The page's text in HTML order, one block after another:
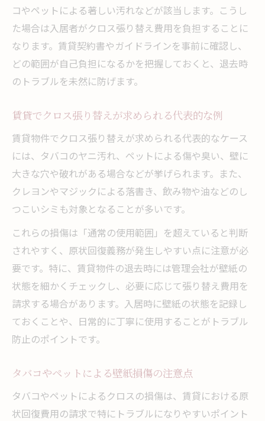
コやペットによる著しい汚れなどが該当します。こうし
た場合は入居者がクロス張り替え費用を負担することに
なります。賃貸契約書やガイドラインを事前に確認し、
どの範囲が自己負担になるかを把握しておくと、退去時
のトラブルを未然に防げます。
賃貸でクロス張り替えが求められる代表的な例
賃貸物件でクロス張り替えが求められる代表的なケース
には、タバコのヤニ汚れ、ペットによる傷や臭い、壁に
大きな穴や破れがある場合などが挙げられます。また、
クレヨンやマジックによる落書き、飲み物や油などのし
つこいシミも対象となることが多いです。
これらの損傷は「通常の使用範囲」を超えていると判断
されやすく、原状回復義務が発生しやすい点に注意が必
要です。特に、賃貸物件の退去時には管理会社が壁紙の
状態を細かくチェックし、必要に応じて張り替え費用を
請求する場合があります。入居時に壁紙の状態を記録し
ておくことや、日常的に丁寧に使用することがトラブル
防止のポイントです。
タバコやペットによる壁紙損傷の注意点
タバコやペットによるクロスの損傷は、賃貸における原
状回復費用の請求で特にトラブルになりやすいポイント